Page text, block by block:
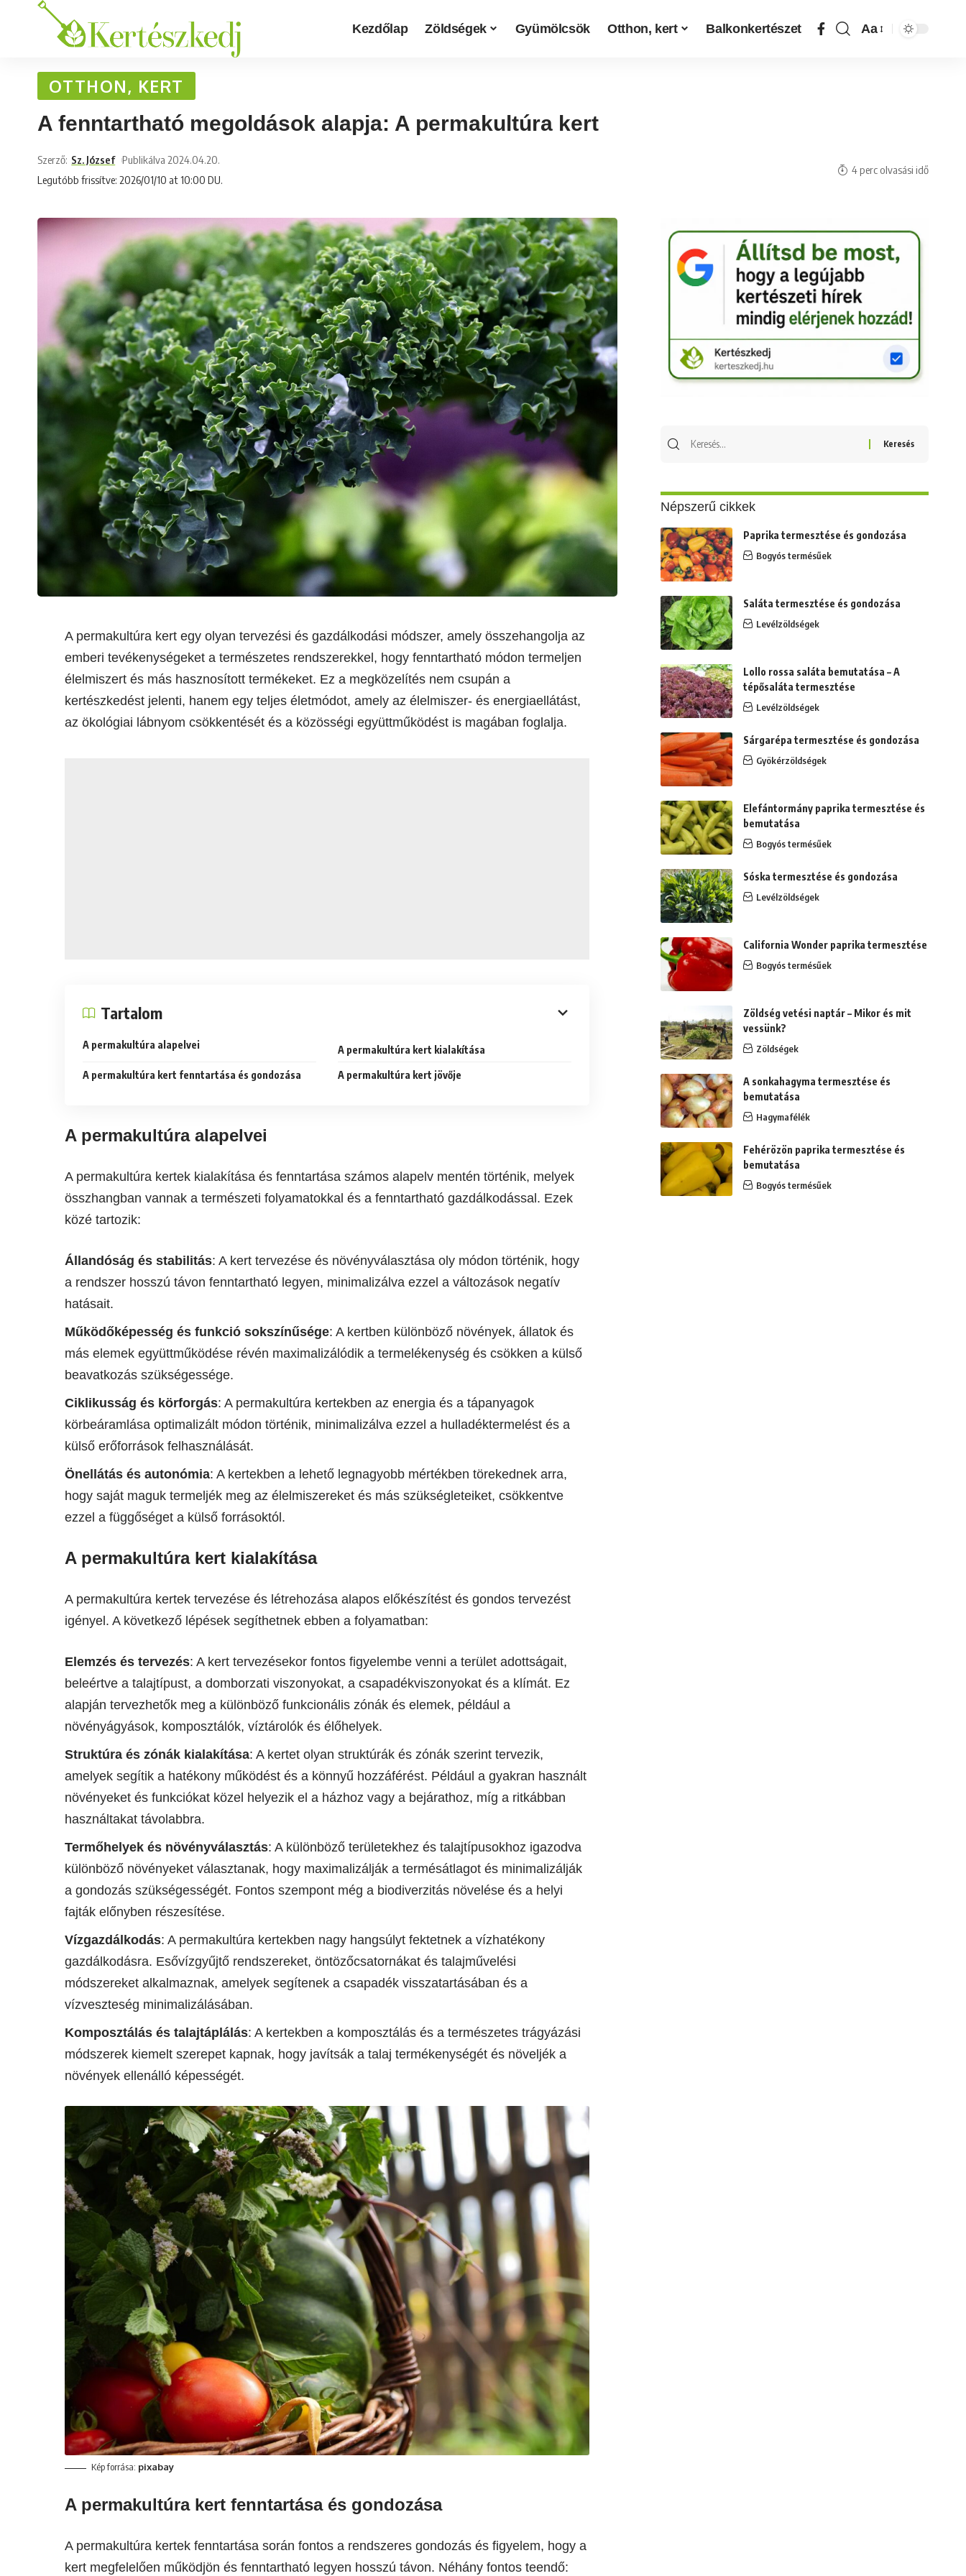
Kezdőlap Zöldségek Gyümölcsök Otthon, kert Balkonkertészet Aa
OTTHON, KERT
A fenntartható megoldások alapja: A permakultúra kert
Legutóbb frissítve: 2026/01/10 at 10:00 DU.
Szerző: Sz. József Publikálva 2024.04.20.
4 perc olvasási idő
A permakultúra kert egy olyan tervezési és gazdálkodási módszer, amely összehangolja az
emberi tevékenységeket a természetes rendszerekkel, hogy fenntartható módon termeljen
élelmiszert és más hasznosított termékeket. Ez a megközelítés nem csupán a
kertészkedést jelenti, hanem egy teljes életmódot, amely az élelmiszer- és energiaellátást,
az ökológiai lábnyom csökkentését és a közösségi együttműködést is magában foglalja.
Tartalom
A permakultúra alapelvei A permakultúra kert kialakítása
A permakultúra kert fenntartása és gondozása A permakultúra kert jövője
A permakultúra alapelvei
A permakultúra kertek kialakítása és fenntartása számos alapelv mentén történik, melyek
összhangban vannak a természeti folyamatokkal és a fenntartható gazdálkodással. Ezek
közé tartozik:
Állandóság és stabilitás: A kert tervezése és növényválasztása oly módon történik, hogy
a rendszer hosszú távon fenntartható legyen, minimalizálva ezzel a változások negatív
hatásait.
Működőképesség és funkció sokszínűsége: A kertben különböző növények, állatok és
más elemek együttműködése révén maximalizálódik a termelékenység és csökken a külső
beavatkozás szükségessége.
Ciklikusság és körforgás: A permakultúra kertekben az energia és a tápanyagok
körbeáramlása optimalizált módon történik, minimalizálva ezzel a hulladéktermelést és a
külső erőforrások felhasználását.
Önellátás és autonómia: A kertekben a lehető legnagyobb mértékben törekednek arra,
hogy saját maguk termeljék meg az élelmiszereket és más szükségleteiket, csökkentve
ezzel a függőséget a külső forrásoktól.
A permakultúra kert kialakítása
A permakultúra kertek tervezése és létrehozása alapos előkészítést és gondos tervezést
igényel. A következő lépések segíthetnek ebben a folyamatban:
Elemzés és tervezés: A kert tervezésekor fontos figyelembe venni a terület adottságait,
beleértve a talajtípust, a domborzati viszonyokat, a csapadékviszonyokat és a klímát. Ez
alapján tervezhetők meg a különböző funkcionális zónák és elemek, például a
növényágyások, komposztálók, víztárolók és élőhelyek.
Struktúra és zónák kialakítása: A kertet olyan struktúrák és zónák szerint tervezik,
amelyek segítik a hatékony működést és a könnyű hozzáférést. Például a gyakran használt
növényeket és funkciókat közel helyezik el a házhoz vagy a bejárathoz, míg a ritkábban
használtakat távolabbra.
Termőhelyek és növényválasztás: A különböző területekhez és talajtípusokhoz igazodva
különböző növényeket választanak, hogy maximalizálják a termésátlagot és minimalizálják
a gondozás szükségességét. Fontos szempont még a biodiverzitás növelése és a helyi
fajták előnyben részesítése.
Vízgazdálkodás: A permakultúra kertekben nagy hangsúlyt fektetnek a vízhatékony
gazdálkodásra. Esővízgyűjtő rendszereket, öntözőcsatornákat és talajművelési
módszereket alkalmaznak, amelyek segítenek a csapadék visszatartásában és a
vízveszteség minimalizálásában.
Komposztálás és talajtáplálás: A kertekben a komposztálás és a természetes trágyázási
módszerek kiemelt szerepet kapnak, hogy javítsák a talaj termékenységét és növeljék a
növények ellenálló képességét.
Kép forrása: pixabay
A permakultúra kert fenntartása és gondozása
A permakultúra kertek fenntartása során fontos a rendszeres gondozás és figyelem, hogy a
kert megfelelően működjön és fenntartható legyen hosszú távon. Néhány fontos teendő:
Népszerű cikkek
Paprika termesztése és gondozása
Bogyós termésűek
Saláta termesztése és gondozása
Levélzöldségek
Lollo rossa saláta bemutatása – A
tépősaláta termesztése
Levélzöldségek
Sárgarépa termesztése és gondozása
Gyökérzöldségek
Elefántormány paprika termesztése és
bemutatása
Bogyós termésűek
Sóska termesztése és gondozása
Levélzöldségek
California Wonder paprika termesztése
Bogyós termésűek
Zöldség vetési naptár – Mikor és mit
vessünk?
Zöldségek
A sonkahagyma termesztése és
bemutatása
Hagymafélék
Fehérözön paprika termesztése és
bemutatása
Bogyós termésűek